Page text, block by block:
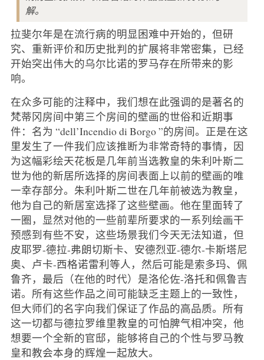
解。
拉斐尔年是在流行病的明显困难中开始的，但研
究、重新评价和历史批判的扩展将非常密集，已经
开始突出伟大的乌尔比诺的罗马存在所带来的影
响。
在众多可能的注释中，我们想在此强调的是著名的
梵蒂冈房间中第三个房间的壁画的世俗和近期事
件：名为 “dell’Incendio di Borgo ”的房间。正是在这
里发生了一件我们应该推断为非常奇特的事情，因
为这幅彩绘天花板是几年前当选教皇的朱利叶斯二
世为他的新居所选择的房间表面上以前的壁画的唯
一幸存部分。朱利叶斯二世在几年前被选为教皇，
他为自己的新居室选择了这些壁画。他在里面转了
一圈，显然对他的一些前辈所要求的一系列绘画干
预感到有些不安，这些场景我们今天无法知道，但
皮耶罗-德拉-弗朗切斯卡、安德烈亚-德尔-卡斯塔尼
奥、卢卡-西格诺雷利等人，然后可能是索多玛、佩
鲁齐，最后（在他的时代）是洛伦佐-洛托和佩鲁吉
诺。所有这些作品之间可能缺乏主题上的一致性，
但大师们的名字向我们保证了作品的高品质。所有
这一切都与德拉罗维里教皇的可怕脾气相冲突，他
想要一个全新的官邸，能够将自己的个性与罗马教
皇和教会本身的辉煌一起放大。